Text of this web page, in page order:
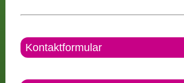
Kontaktformular